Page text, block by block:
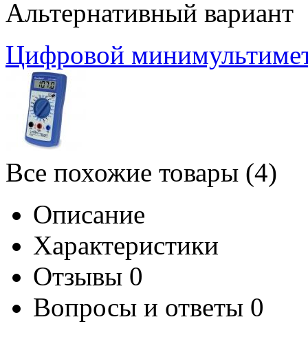
Альтернативный вариант
Цифровой
Все похожие товары (4)
Описание
Характеристики
Отзывы 0
Вопросы и ответы 0